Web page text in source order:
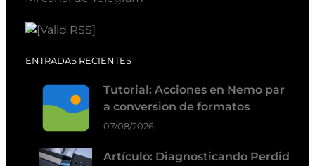
ENTRADAS RECIENTES
Tutorial: Acciones en Nemo par
a conversion de formatos
07/08/2026
Artículo: Diagnosticando Perdid